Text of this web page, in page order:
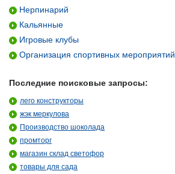
Нерпинарий
Кальянные
Игровые клубы
Организация спортивных мероприятий
Последние поисковые запросы:
лего конструкторы
жэк меркулова
Производство шоколада
промторг
магазин склад светофор
товары для сада